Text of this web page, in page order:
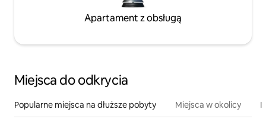
Apartament z obsługą
Miejsca do odkrycia
Popularne miejsca na dłuższe pobyty Miejsca w okolicy